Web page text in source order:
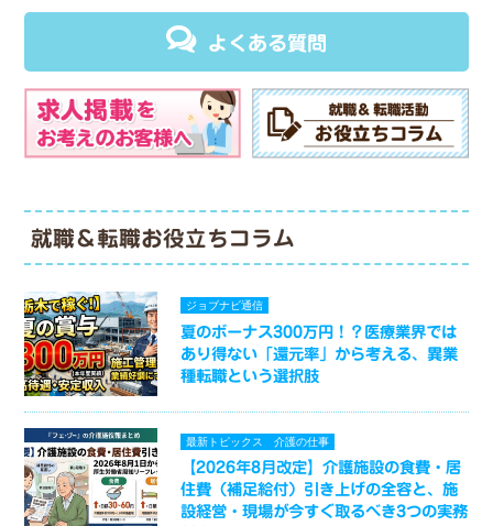
よくある質問
就職＆転職お役立ちコラム
ジョブナビ通信
夏のボーナス300万円！？医療業界では
あり得ない「還元率」から考える、異業
種転職という選択肢
最新トピックス 介護の仕事
【2026年8月改定】介護施設の食費・居
住費（補足給付）引き上げの全容と、施
設経営・現場が今すぐ取るべき3つの実務